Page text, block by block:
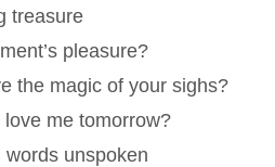
treasure
pleasure?
the magic of your sighs?
me tomorrow?
words unspoken